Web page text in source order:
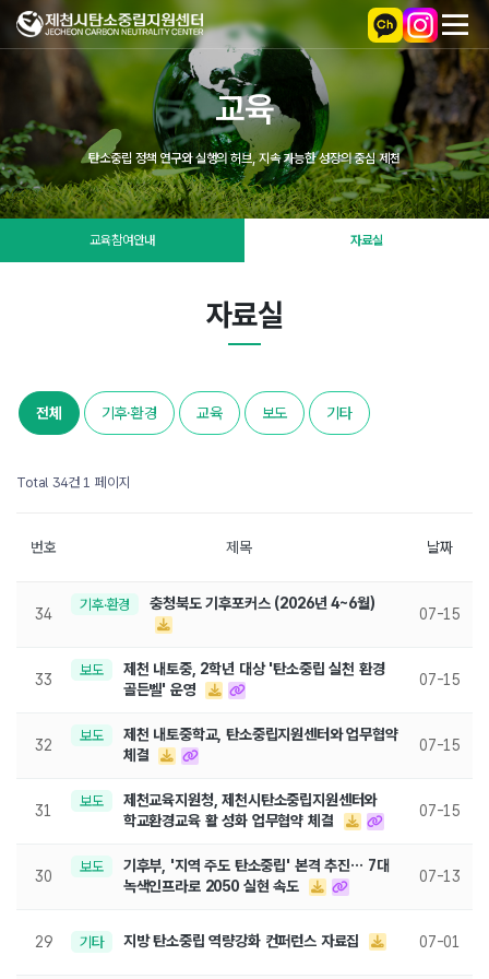
교육
탄소중립 정책 연구와 실행의 허브, 지속 가능한 성장의 중심 제천
교육참여안내 자료실
자료실
전체 기후·환경 교육 보도 기타
Total 34건1 페이지
번호 제목 날짜
34
기후·환경 충청북도 기후포커스 (2026년 4~6월)
07-15
33
보도
제천 내토중, 2학년 대상 '탄소중립 실천 환경
골든벨' 운영
07-15
32
보도
제천 내토중학교, 탄소중립지원센터와 업무협약
체결
07-15
31
보도
제천교육지원청, 제천시탄소중립지원센터와
학교환경교육 활 성화 업무협약 체결
07-15
30
보도
기후부, '지역 주도 탄소중립' 본격 추진… 7대
녹색인프라로 2050 실현 속도
07-13
29 기타 지방 탄소중립 역량강화 컨퍼런스 자료집 07-01